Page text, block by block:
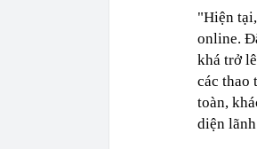
"Hiện
online.
khá trở
các thao
toàn,
diện